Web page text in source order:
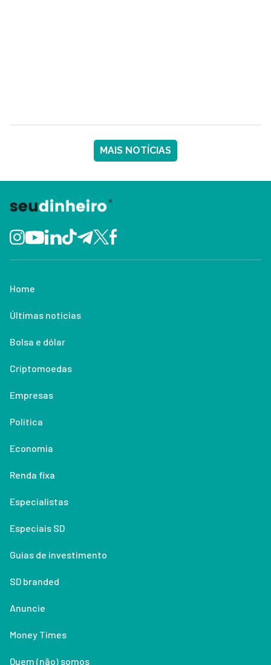
MAIS NOTÍCIAS
Home
Últimas notícias
Bolsa e dólar
Criptomoedas
Empresas
Política
Economia
Renda fixa
Especialistas
Especiais SD
Guias de investimento
SD branded
Anuncie
Money Times
Quem (não) somos